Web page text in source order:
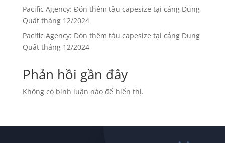
Pacific Agency: Đón thêm tàu capesize tại cảng Dung
Quất tháng 12/2024
Pacific Agency: Đón thêm tàu capesize tại cảng Dung
Quất tháng 12/2024
Phản hồi gần đây
Không có bình luận nào để hiển thị.